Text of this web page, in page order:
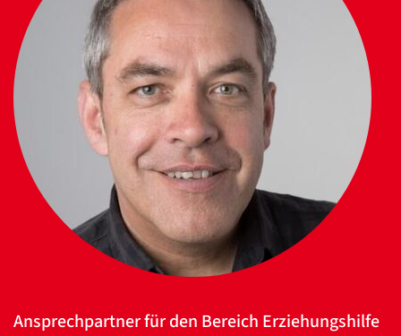
Ansprechpartner für den Bereich Erziehungshilfe